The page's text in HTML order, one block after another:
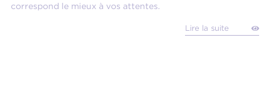
correspond le mieux à vos attentes.
Lire la suite